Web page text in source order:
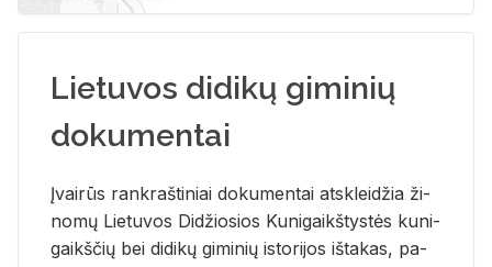
Lietuvos didikų giminių
dokumentai
Įvai­rūs rank­raš­ti­niai do­ku­men­tai at­sklei­džia ži­
no­mų Lie­tu­vos Di­džio­sios Ku­ni­gaikš­tys­tės ku­ni­
gaikš­čių bei di­di­kų gi­mi­nių is­to­ri­jos iš­ta­kas, pa­